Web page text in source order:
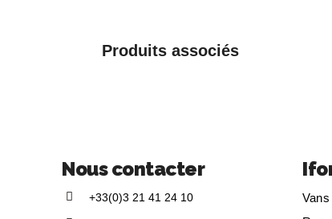
Produits associés
Nous contacter
+33(0)3 21 41 24 10
Vans